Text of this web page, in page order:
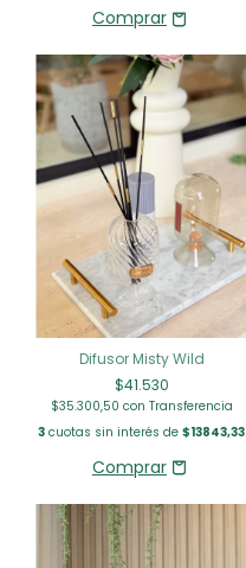
Difusor Misty Wild
$41.530
$35.300,50 con Transferencia
3 cuotas sin interés de $13843,33